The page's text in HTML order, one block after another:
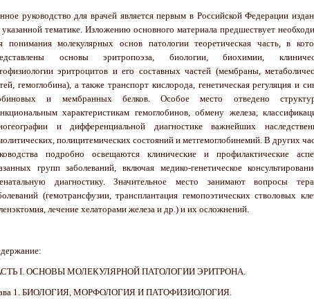
руководство для врачей является первым в Российской Федерации
тематике. Изложению основного материала предшествует
понимания молекулярных основ патологии теоретическая часть, в
основы эритропоэза, биологии, биохимии,
эритроцитов и его составных частей (мембраны,
гемоглобина), а также транспорт кислорода, генетическая регуляция и
и мембранных белков. Особое место отведено
характеристикам гемоглобинов, обмену железа,
и дифференциальной диагностике важнейших
полицитемических состояний и метгемоглобинемий. В других
подробно освещаются клинические и профилактические
групп заболеваний, включая медико-генетическое
диагностику. Значительное место занимают вопросы
(гемотрансфузии, трансплантация гемопоэтических стволовых
лечение хелаторами железа и др.) и их осложнений.
І. ОСНОВЫ МОЛЕКУЛЯРНОЙ ПАТОЛОГИИ ЭРИТРОНА.
1. БИОЛОГИЯ, МОРФОЛОГИЯ И ПАТОФИЗИОЛОГИЯ.